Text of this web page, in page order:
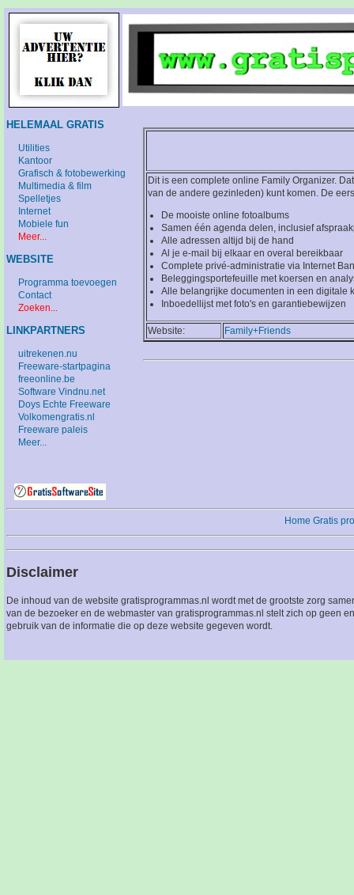
Dit is een complete online Family Organizer.
van de andere gezinleden) kunt komen. De
De mooiste online fotoalbums
Samen één agenda delen, inclusief
Alle adressen altijd bij de hand
Al je e-mail bij elkaar en overal bereikbaar
Complete privé-administratie via Internet
Beleggingsportefeuille met koersen en
Alle belangrijke documenten in een digitale
Inboedellijst met foto's en garantiebewijzen
Website: Family+Friends
HELEMAAL GRATIS
Utilities
Kantoor
Grafisch & fotobewerking
Multimedia & film
Spelletjes
Internet
Mobiele fun
Meer...
WEBSITE
Programma toevoegen
Contact
Zoeken...
LINKPARTNERS
uitrekenen.nu
Freeware-startpagina
freeonline.be
Software Vindnu.net
Doys Echte Freeware
Volkomengratis.nl
Freeware paleis
Meer...
Home Gratis
Disclaimer
De inhoud van de website gratisprogrammas.nl wordt met de grootste zorg
van de bezoeker en de webmaster van gratisprogrammas.nl stelt zich op geen
gebruik van de informatie die op deze website gegeven wordt.